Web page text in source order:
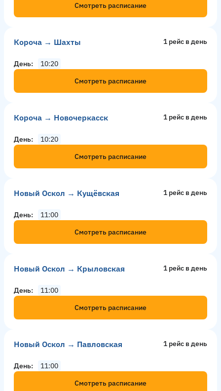
Смотреть расписание
Короча → Шахты 1 рейс в день
День
10:20
Смотреть расписание
Короча → Новочеркасск 1 рейс в день
День
10:20
Смотреть расписание
Новый Оскол → Кущёвская 1 рейс в день
День
11:00
Смотреть расписание
Новый Оскол → Крыловская 1 рейс в день
День
11:00
Смотреть расписание
Новый Оскол → Павловская 1 рейс в день
День
11:00
Смотреть расписание